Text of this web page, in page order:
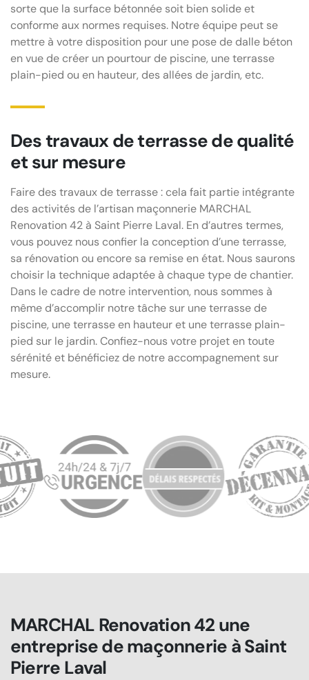
sorte que la surface bétonnée soit bien solide et
conforme aux normes requises. Notre équipe peut se
mettre à votre disposition pour une pose de dalle béton
en vue de créer un pourtour de piscine, une terrasse
plain-pied ou en hauteur, des allées de jardin, etc.
Des travaux de terrasse de qualité
et sur mesure
Faire des travaux de terrasse : cela fait partie intégrante
des activités de l’artisan maçonnerie MARCHAL
Renovation 42 à Saint Pierre Laval. En d’autres termes,
vous pouvez nous confier la conception d’une terrasse,
sa rénovation ou encore sa remise en état. Nous saurons
choisir la technique adaptée à chaque type de chantier.
Dans le cadre de notre intervention, nous sommes à
même d’accomplir notre tâche sur une terrasse de
piscine, une terrasse en hauteur et une terrasse plain-
pied sur le jardin. Confiez-nous votre projet en toute
sérénité et bénéficiez de notre accompagnement sur
mesure.
MARCHAL Renovation 42 une
entreprise de maçonnerie à Saint
Pierre Laval